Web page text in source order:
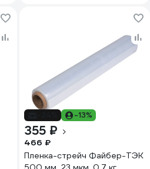
-13%
355 ₽
466 ₽
Пленка-стрейч Файбер-ТЭК